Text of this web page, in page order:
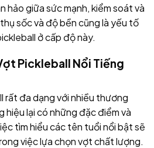
hảo giữa sức mạnh, kiểm soát và
sốc và độ bền cũng là yếu tố
ở cấp độ này.
Pickleball Nổi Tiếng
rất đa dạng với nhiều thương
hiệu lại có những đặc điểm và
tìm hiểu các tên tuổi nổi bật sẽ
việc lựa chọn vợt chất lượng.